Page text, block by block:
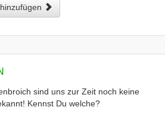
sind uns zur Zeit noch keine
Kennst Du welche?